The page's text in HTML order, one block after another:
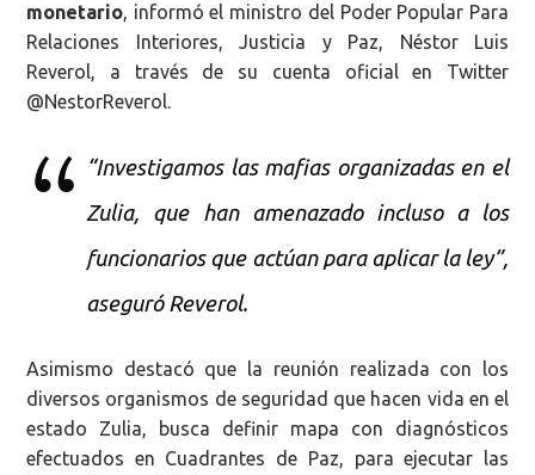
monetario, informó el ministro del Poder Popular Para
Relaciones Interiores, Justicia y Paz, Néstor Luis
Reverol, a través de su cuenta oficial en Twitter
@NestorReverol.
“Investigamos las mafias organizadas en el
Zulia, que han amenazado incluso a los
funcionarios que actúan para aplicar la ley”,
aseguró Reverol.
Asimismo destacó que la reunión realizada con los
diversos organismos de seguridad que hacen vida en el
estado Zulia, busca definir mapa con diagnósticos
efectuados en Cuadrantes de Paz, para ejecutar las